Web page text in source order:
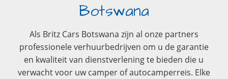
Botswana
Als Britz Cars Botswana zijn al onze partners
professionele verhuurbedrijven om u de garantie
en kwaliteit van dienstverlening te bieden die u
verwacht voor uw camper of autocamperreis. Elke